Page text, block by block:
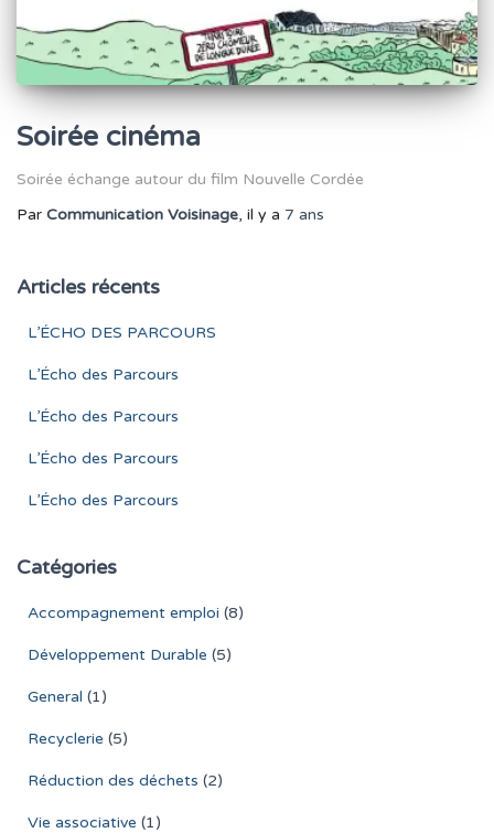
Soirée cinéma
Soirée échange autour du film Nouvelle Cordée
Par Communication Voisinage, il y a 7 ans
Articles récents
L’ÉCHO DES PARCOURS
L’Écho des Parcours
L’Écho des Parcours
L’Écho des Parcours
L’Écho des Parcours
Catégories
Accompagnement emploi (8)
Développement Durable (5)
General (1)
Recyclerie (5)
Réduction des déchets (2)
Vie associative (1)